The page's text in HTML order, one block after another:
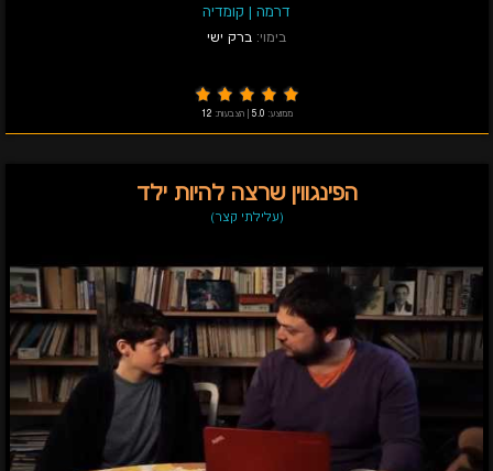
דרמה | קומדיה
בימוי: ברק ישי
ממוצע: 5.0
|הצבעות: 12
הפינגווין שרצה להיות ילד
(עלילתי קצר)